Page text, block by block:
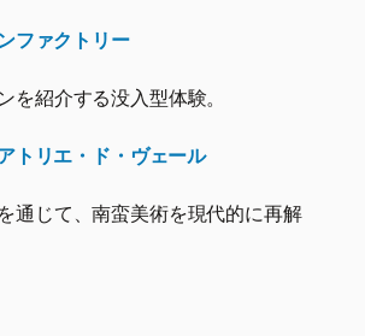
ファクトリー
紹介する没入型体験。
トリエ・ド・ヴェール
通じて、南蛮美術を現代的に再解